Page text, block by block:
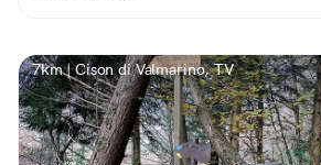
7km | Cison di Valmarino, TV